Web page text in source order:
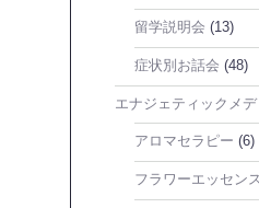
留学説明会 (13)
症状別お話会 (48)
エナジェティックメ
アロマセラピー (6)
フラワーエッセンス